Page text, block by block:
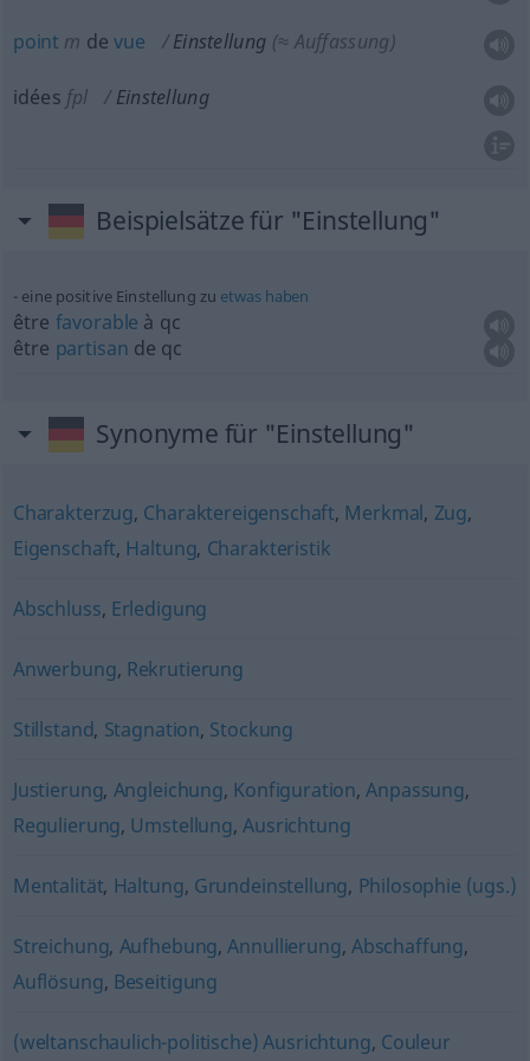
point m de vue Einstellung (≈ Auffassung)
idées fpl Einstellung
Beispielsätze für "Einstellung"
eine positive Einstellung zu etwas haben
être favorable à qc
être partisan de qc
Synonyme für "Einstellung"
Charakterzug, Charaktereigenschaft, Merkmal, Zug,
Eigenschaft, Haltung, Charakteristik
Abschluss, Erledigung
Anwerbung, Rekrutierung
Stillstand, Stagnation, Stockung
Justierung, Angleichung, Konfiguration,Anpassung,
Regulierung, Umstellung,Ausrichtung
Mentalität, Haltung, Grundeinstellung, Philosophie (ugs.)
Streichung, Aufhebung,Annullierung, Abschaffung,
Auflösung, Beseitigung
(weltanschaulich-politische) Ausrichtung, Couleur